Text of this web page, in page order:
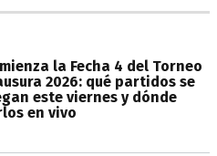
la Fecha 4 del Torneo
2026: qué partidos se
este viernes y dónde
en vivo